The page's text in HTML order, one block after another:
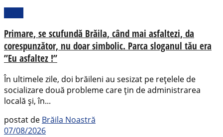
Primare, se scufundă Brăila, când mai asfaltezi, da
corespunzător, nu doar simbolic. Parca sloganul tău era
”Eu asfaltez !”
În ultimele zile, doi brăileni au sesizat pe rețelele de
socializare două probleme care țin de administrarea
locală și, în...
postat de Brăila Noastră
07/08/2026